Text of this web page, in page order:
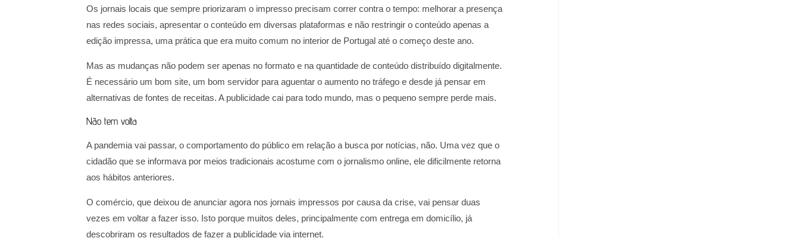
Os jornais locais que sempre priorizaram o impresso precisam correr contra o tempo: melhorar a presença
nas redes sociais, apresentar o conteúdo em diversas plataformas e não restringir o conteúdo apenas a
edição impressa, uma prática que era muito comum no interior de Portugal até o começo deste ano.
Mas as mudanças não podem ser apenas no formato e na quantidade de conteúdo distribuído digitalmente.
É necessário um bom site, um bom servidor para aguentar o aumento no tráfego e desde já pensar em
alternativas de fontes de receitas. A publicidade cai para todo mundo, mas o pequeno sempre perde mais.
Não tem volta
A pandemia vai passar, o comportamento do público em relação a busca por notícias, não. Uma vez que o
cidadão que se informava por meios tradicionais acostume com o jornalismo online, ele dificilmente retorna
aos hábitos anteriores.
O comércio, que deixou de anunciar agora nos jornais impressos por causa da crise, vai pensar duas
vezes em voltar a fazer isso. Isto porque muitos deles, principalmente com entrega em domicílio, já
descobriram os resultados de fazer a publicidade via internet.